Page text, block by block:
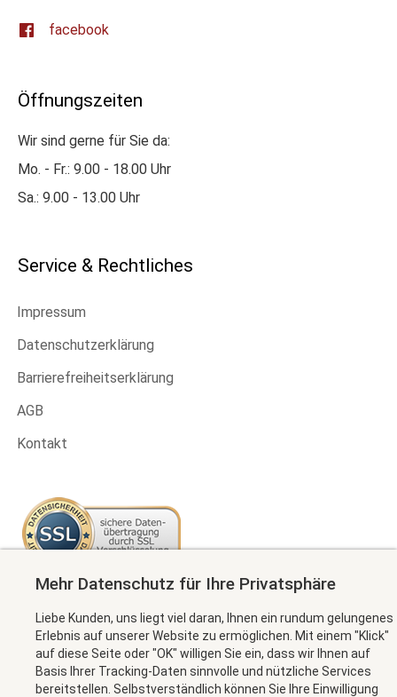
facebook
Öffnungszeiten
Wir sind gerne für Sie da:
Mo. - Fr.: 9.00 - 18.00 Uhr
Sa.: 9.00 - 13.00 Uhr
Service & Rechtliches
Impressum
Datenschutzerklärung
Barrierefreiheitserklärung
AGB
Kontakt
Newsletter abonnieren
MEHR INFORMATION
Mehr Datenschutz für Ihre Privatsphäre
Liebe Kunden, uns liegt viel daran, Ihnen ein rundum gelungenes
Erlebnis auf unserer Website zu ermöglichen. Mit einem "Klick"
auf diese Seite oder "OK" willigen Sie ein, dass wir Ihnen auf
Basis Ihrer Tracking-Daten sinnvolle und nützliche Services
bereitstellen. Selbstverständlich können Sie Ihre Einwilligung